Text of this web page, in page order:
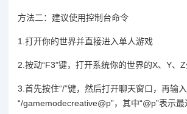
方法二：建议使用控制台命令
1.打开你的世界并直接进入单人游戏
2.按动“F3”键，打开系统你的世界的X、Y、
3.首先按住“/”键，然后打开聊天窗口，再输入
“/gamemodecreative@p”，其中“@p”表示